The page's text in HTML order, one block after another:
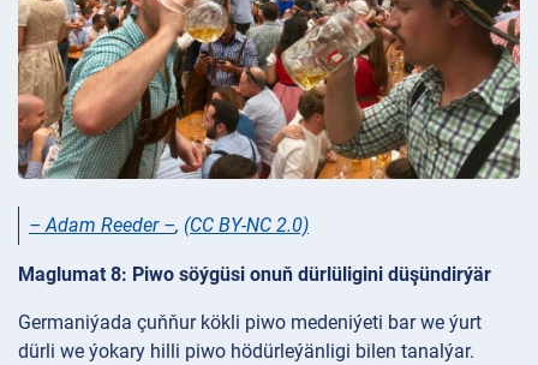
– Adam Reeder –, (CC BY-NC 2.0)
Maglumat 8: Piwo söýgüsi onuň dürlüligini düşündirýär
Germaniýada çuňňur kökli piwo medeniýeti bar we ýurt
dürli we ýokary hilli piwo hödürleýänligi bilen tanalýar.